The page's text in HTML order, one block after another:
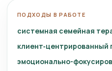
ПОДХОДЫ В РАБОТЕ
системная семейная
клиент‑центрированный
эмоционально-